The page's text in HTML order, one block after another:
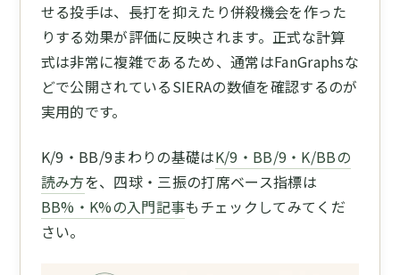
せる投手は、長打を抑えたり併殺機会を作った
りする効果が評価に反映されます。正式な計算
式は非常に複雑であるため、通常はFanGraphsな
どで公開されているSIERAの数値を確認するのが
実用的です。
K/9・BB/9まわりの基礎はK/9・BB/9・K/BBの
読み方を、四球・三振の打席ベース指標は
BB%・K%の入門記事もチェックしてみてくだ
さい。